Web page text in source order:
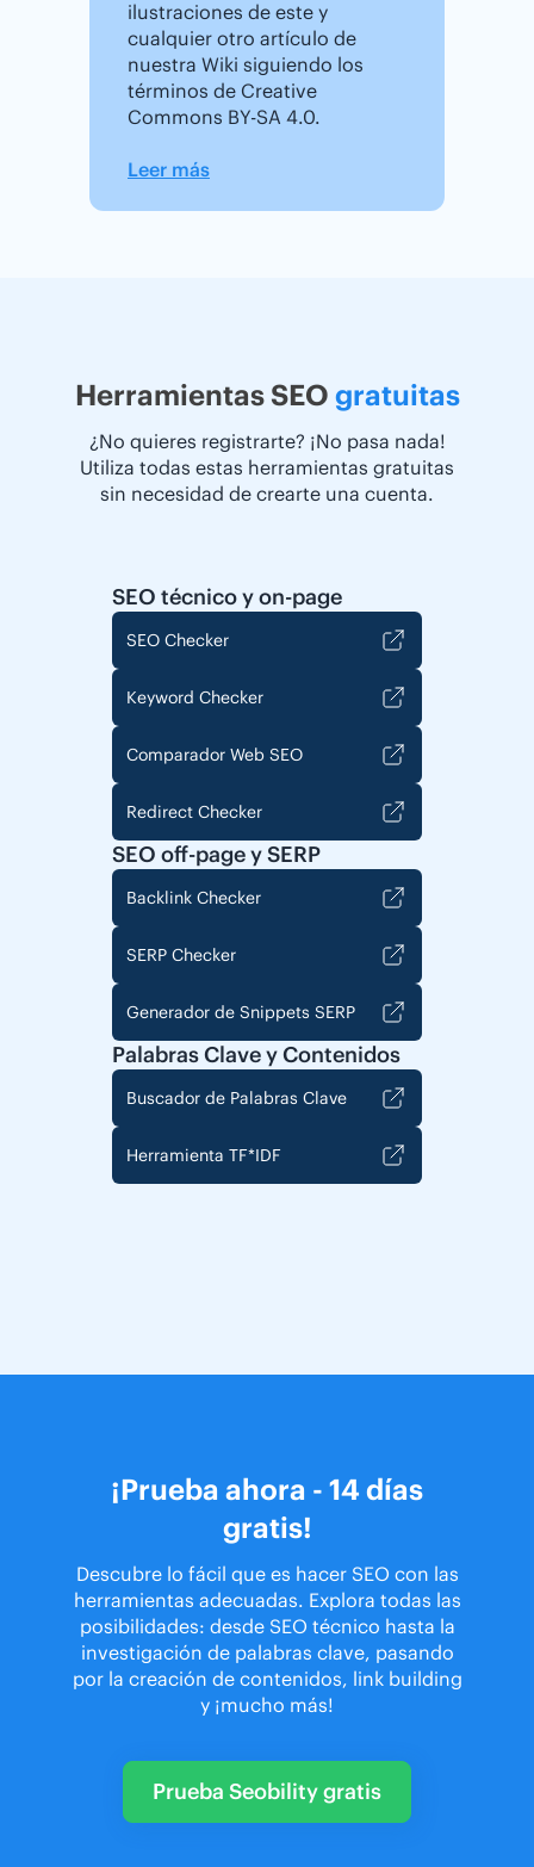
ilustraciones de este y
cualquier otro artículo de
nuestra Wiki siguiendo los
términos de Creative
Commons BY-SA 4.0.
Leer más
Herramientas SEO gratuitas
¿No quieres registrarte? ¡No pasa nada!
Utiliza todas estas herramientas gratuitas
sin necesidad de crearte una cuenta.
SEO técnico y on-page
SEO Checker
Keyword Checker
Comparador Web SEO
Redirect Checker
SEO off-page y SERP
Backlink Checker
SERP Checker
Generador de Snippets SERP
Palabras Clave y Contenidos
Buscador de Palabras Clave
Herramienta TF*IDF
¡Prueba ahora - 14 días
gratis!
Descubre lo fácil que es hacer SEO con las
herramientas adecuadas. Explora todas las
posibilidades: desde SEO técnico hasta la
investigación de palabras clave, pasando
por la creación de contenidos, link building
y ¡mucho más!
Prueba Seobility gratis